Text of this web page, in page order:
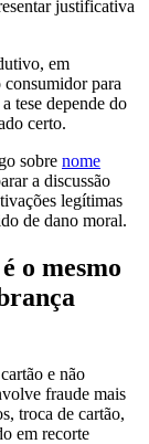
justificativa
em
para
tese depende do
certo.
sobre nome
a discussão
legítimas
de dano moral.
o mesmo
e não
fraude mais
troca de cartão,
em recorte